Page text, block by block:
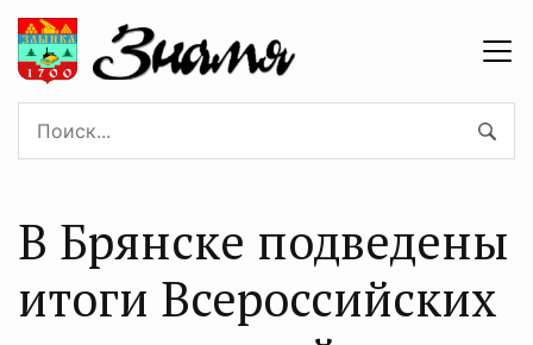
В Брянске подведены
итоги Всероссийских